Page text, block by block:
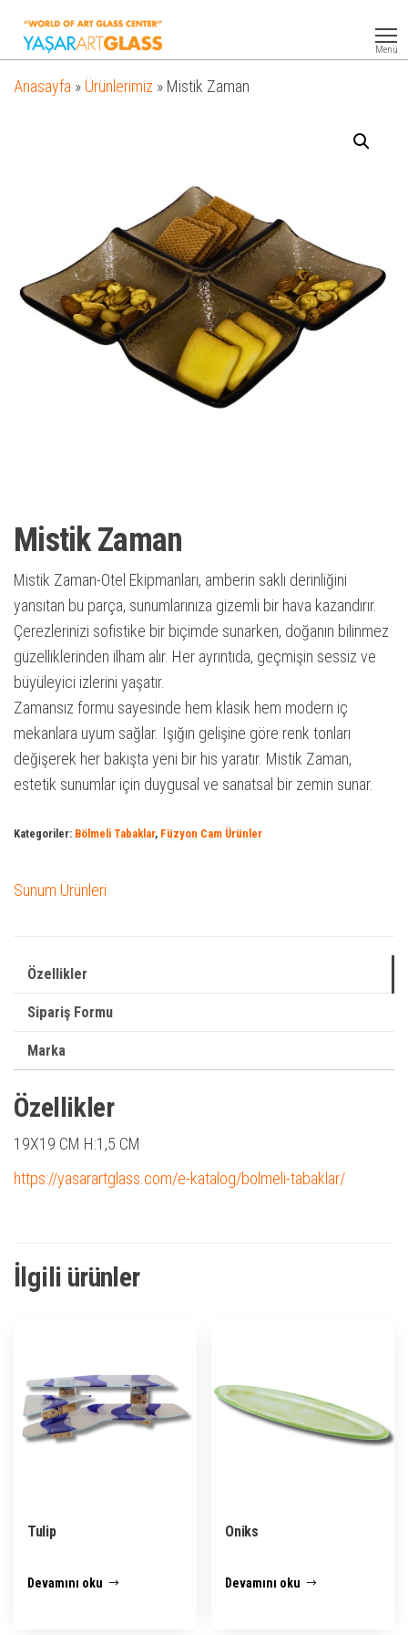
Glass
Menü
Anasayfa » Ürünlerimiz » Mistik Zaman
Mistik Zaman
Mistik Zaman-Otel Ekipmanları, amberin saklı derinliğini
yansıtan bu parça, sunumlarınıza gizemli bir hava kazandırır.
Çerezlerinizi sofistike bir biçimde sunarken, doğanın bilinmez
güzelliklerinden ilham alır. Her ayrıntıda, geçmişin sessiz ve
büyüleyici izlerini yaşatır.
Zamansız formu sayesinde hem klasik hem modern iç
mekanlara uyum sağlar. Işığın gelişine göre renk tonları
değişerek her bakışta yeni bir his yaratır. Mistik Zaman,
estetik sunumlar için duygusal ve sanatsal bir zemin sunar.
Kategoriler: Bölmeli Tabaklar, Füzyon Cam Ürünler
Sunum Ürünleri
Özellikler
Sipariş Formu
Marka
Özellikler
19X19 CM H:1,5 CM
https://yasarartglass.com/e-katalog/bolmeli-tabaklar/
İlgili ürünler
Tulip
Devamını oku
Oniks
Devamını oku